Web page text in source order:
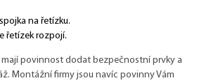
na řetízku.
řetízek rozpojí.
povinnost dodat bezpečnostní prvky a
Montážní firmy jsou navíc povinny Vám